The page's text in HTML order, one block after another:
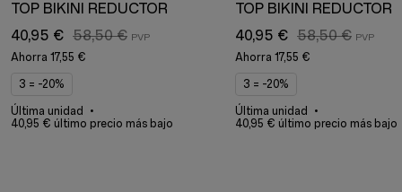
TOP BIKINI REDUCTOR
40,95 € 58,50 €
Ahorra 17,55 €
3 = -20%
Última unidad
40,95 € último precio más bajo
TOP BIKINI REDUCTOR
40,95 € 58,50 €
Ahorra 17,55 €
3 = -20%
Última unidad
40,95 € último precio más bajo